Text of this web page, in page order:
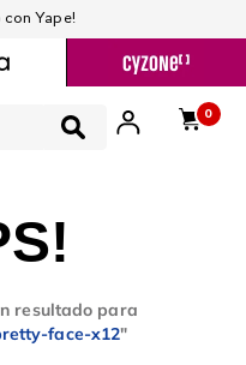
0
con Yape!
resultado para
face-x12"